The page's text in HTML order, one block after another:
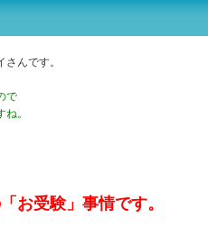
んです。
で
。
お受験」事情です。